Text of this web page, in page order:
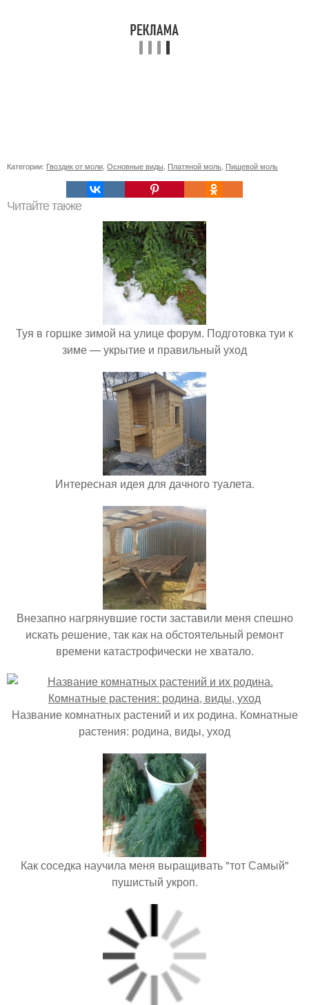
Категории: Гвоздик от моли Основные виды Платяной моль Пищевой моль
Читайте также
Туя в горшке зимой на улице форум. Подготовка туи к
зиме — укрытие и правильный уход
Интересная идея для дачного туалета.
Внезапно нагрянувшие гости заставили меня спешно
искать решение, так как на обстоятельный ремонт
времени катастрофически не хватало.
Название комнатных растений и их родина. Комнатные
растения: родина, виды, уход
Как соседка научила меня выращивать "тот Самый"
пушистый укроп.